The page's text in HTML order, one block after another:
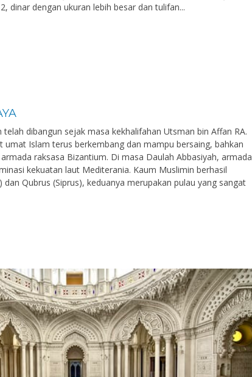
dinar dengan ukuran lebih besar dan tulifan...
dibangun sejak masa kekhalifahan Utsman bin Affan RA.
umat Islam terus berkembang dan mampu bersaing, bahkan
raksasa Bizantium. Di masa Daulah Abbasiyah, armada
kekuatan laut Mediterania. Kaum Muslimin berhasil
dan Qubrus (Siprus), keduanya merupakan pulau yang sangat